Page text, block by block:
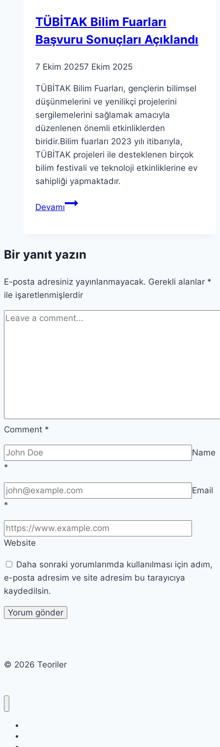
TÜBİTAK Bilim Fuarları
Başvuru Sonuçları Açıklandı
7 Ekim 20257 Ekim 2025
TÜBİTAK Bilim Fuarları, gençlerin bilimsel
düşünmelerini ve yenilikçi projelerini
sergilemelerini sağlamak amacıyla
düzenlenen önemli etkinliklerden
biridir.Bilim fuarları 2023 yılı itibarıyla,
TÜBİTAK projeleri ile desteklenen birçok
bilim festivali ve teknoloji etkinliklerine ev
sahipliği yapmaktadır.
DevamıTÜBİTAK
Sonuçları
Bir yanıt yazın
E-posta adresiniz yayınlanmayacak. Gerekli alanlar *
ile işaretlenmişlerdir
Comment *
Name
*
Email
*
Website
Daha sonraki yorumlarımda kullanılması için adım,
e-posta adresim ve site adresim bu tarayıcıya
kaydedilsin.
© 2026 Teoriler